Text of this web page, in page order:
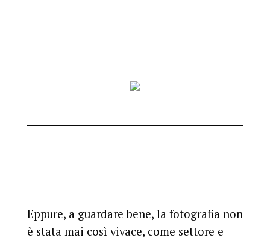
Eppure, a guardare bene, la fotografia non
è stata mai così vivace, come settore e